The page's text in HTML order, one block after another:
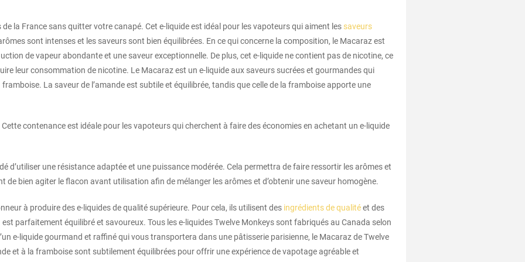
la France sans quitter votre canapé. Cet e-liquide est idéal pour les vapoteurs qui aiment les saveurs
sont intenses et les saveurs sont bien équilibrées. En ce qui concerne la composition, le Macaraz est
de vapeur abondante et une saveur exceptionnelle. De plus, cet e-liquide ne contient pas de nicotine, ce
leur consommation de nicotine. Le Macaraz est un e-liquide aux saveurs sucrées et gourmandes qui
La saveur de l’amande est subtile et équilibrée, tandis que celle de la framboise apporte une
contenance est idéale pour les vapoteurs qui cherchent à faire des économies en achetant un e-liquide
d’utiliser une résistance adaptée et une puissance modérée. Cela permettra de faire ressortir les arômes et
de bien agiter le flacon avant utilisation afin de mélanger les arômes et d’obtenir une saveur homogène.
à produire des e-liquides de qualité supérieure. Pour cela, ils utilisent des ingrédients de qualitéet des
parfaitement équilibré et savoureux. Tous les e-liquides Twelve Monkeys sont fabriqués au Canada selon
e-liquide gourmand et raffiné qui vous transportera dans une pâtisserie parisienne, le Macaraz de Twelve
et à la framboise sont subtilement équilibrées pour offrir une expérience de vapotage agréable et